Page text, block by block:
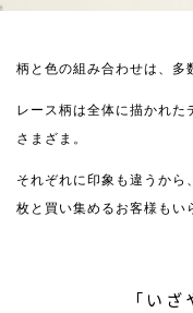
柄と色の組み合わせは、多
レース柄は全体に描かれた
さまざま。
それぞれに印象も違うから
枚と買い集めるお客様もい
「い